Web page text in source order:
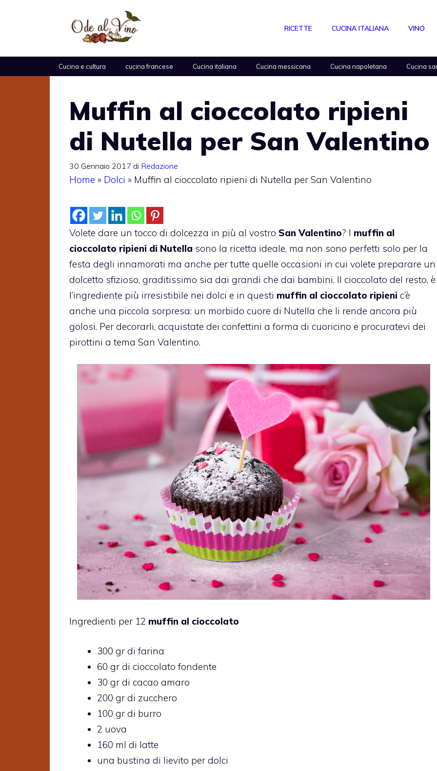
RICETTE CUCINA ITALIANA VINO
Cucina e cultura cucina francese Cucina italiana Cucina messicana Cucina napoletana Cucina
Muffin al cioccolato ripieni
di Nutella per San Valentino
30 Gennaio 2017 di Redazione
Home » Dolci » Muffin al cioccolato ripieni di Nutella per San Valentino
Volete dare un tocco di dolcezza in più al vostro San Valentino? I muffin al
cioccolato ripieni di Nutella sono la ricetta ideale, ma non sono perfetti solo per la
festa degli innamorati ma anche per tutte quelle occasioni in cui volete preparare un
dolcetto sfizioso, graditissimo sia dai grandi che dai bambini. Il cioccolato del resto, è
l’ingrediente più irresistibile nei dolci e in questi muffin al cioccolato ripieni c’è
anche una piccola sorpresa: un morbido cuore di Nutella che li rende ancora più
golosi. Per decorarli, acquistate dei confettini a forma di cuoricino e procuratevi dei
pirottini a tema San Valentino.
Ingredienti per 12 muffin al cioccolato
300 gr di farina
60 gr di cioccolato fondente
30 gr di cacao amaro
200 gr di zucchero
100 gr di burro
2 uova
160 ml di latte
una bustina di lievito per dolci